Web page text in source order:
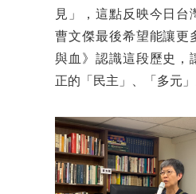
見」，這點反映今日台
曹文傑最後希望能讓更
與血》認識這段歷史，
正的「民主」、「多元」